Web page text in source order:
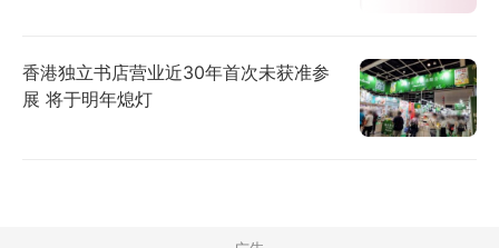
香港独立书店营业近30年首次未获准参
展 将于明年熄灯